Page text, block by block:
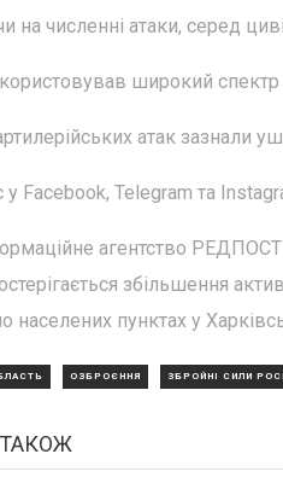
на численні атаки, серед
широкий спектр
атак зазнали
у Facebook, Telegram та
агентство
збільшення
населених пунктах у
ОЗБРОЄННЯ ЗБРОЙНІ СИЛИ